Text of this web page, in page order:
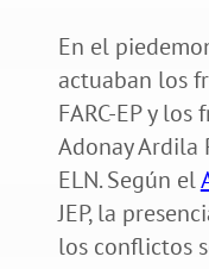
En el
actuaban los
FARC-EP y los
Adonay Ardila
ELN. Según el
JEP, la
los conflictos